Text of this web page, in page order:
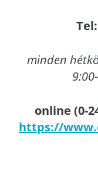
minden
online (0-
https://